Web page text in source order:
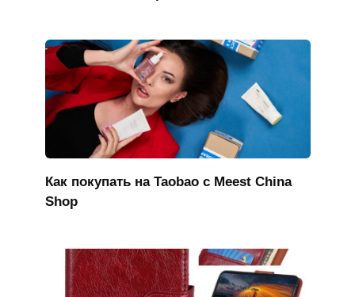
Как покупать на Taobao с Meest China
Shop